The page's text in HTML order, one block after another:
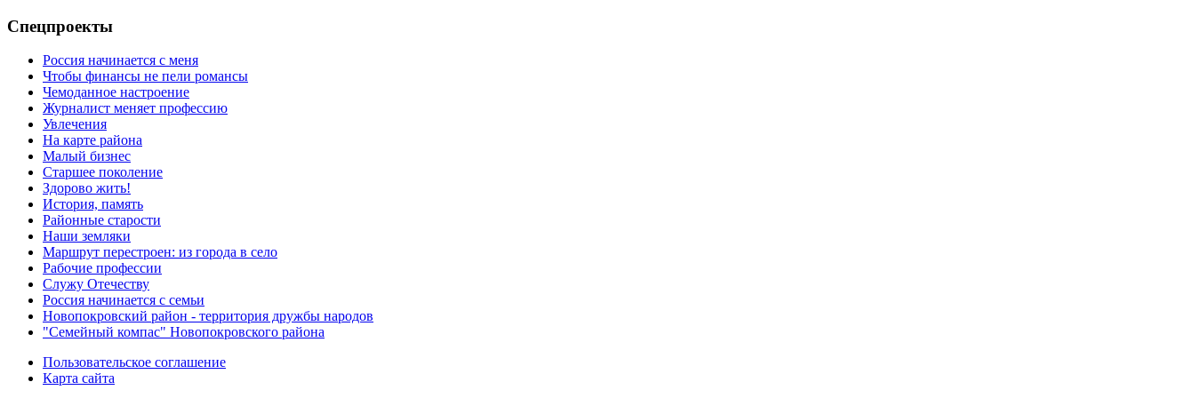
Спецпроекты
Россия начинается с меня
Чтобы финансы не пели романсы
Чемоданное настроение
Журналист меняет профессию
Увлечения
На карте района
Малый бизнес
Старшее поколение
Здорово жить!
История, память
Районные старости
Наши земляки
Маршрут перестроен: из города в село
Рабочие профессии
Служу Отечеству
Россия начинается с семьи
Новопокровский район - территория дружбы народов
"Семейный компас" Новопокровского района
Пользовательское соглашение
Карта сайта